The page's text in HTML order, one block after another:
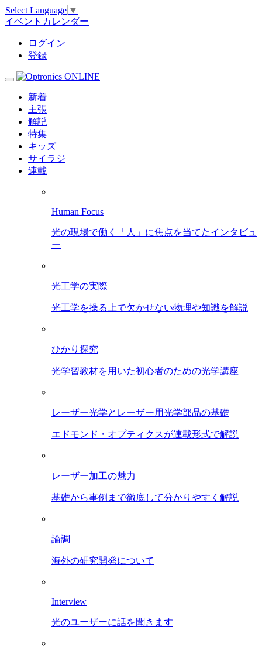
Select Language ▼
イベントカレンダー
ログイン
登録
新着
主張
解説
特集
キッズ
サイラジ
連載
Human Focus
光の現場で働く「人」に焦点を当てたインタビュ
ー
光工学の実際
光工学を操る上で欠かせない物理や知識を解説
ひかり探究
光学習教材を用いた初心者のための光学講座
レーザー光学とレーザー用光学部品の基礎
エドモンド・オプティクスが連載形式で解説
レーザー加工の魅力
基礎から事例まで徹底して分かりやすく解説
論調
海外の研究開発について
Interview
光のユーザーに話を聞きます